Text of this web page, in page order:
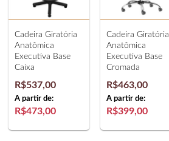
Cadeira Giratória
Anatômica
Executiva Base
Caixa
R$537,00
A partir de:
R$473,00
Cadeira Giratória
Anatômica
Executiva Base
Cromada
R$463,00
A partir de:
R$399,00